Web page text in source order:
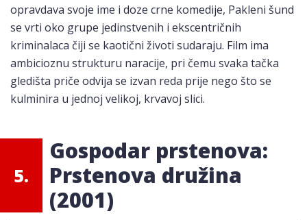
opravdava svoje ime i doze crne komedije, Pakleni šund
se vrti oko grupe jedinstvenih i ekscentričnih
kriminalaca čiji se kaotični životi sudaraju. Film ima
ambicioznu strukturu naracije, pri čemu svaka tačka
gledišta priče odvija se izvan reda prije nego što se
kulminira u jednoj velikoj, krvavoj slici.
5.
Gospodar prstenova:
Prstenova družina
(2001)